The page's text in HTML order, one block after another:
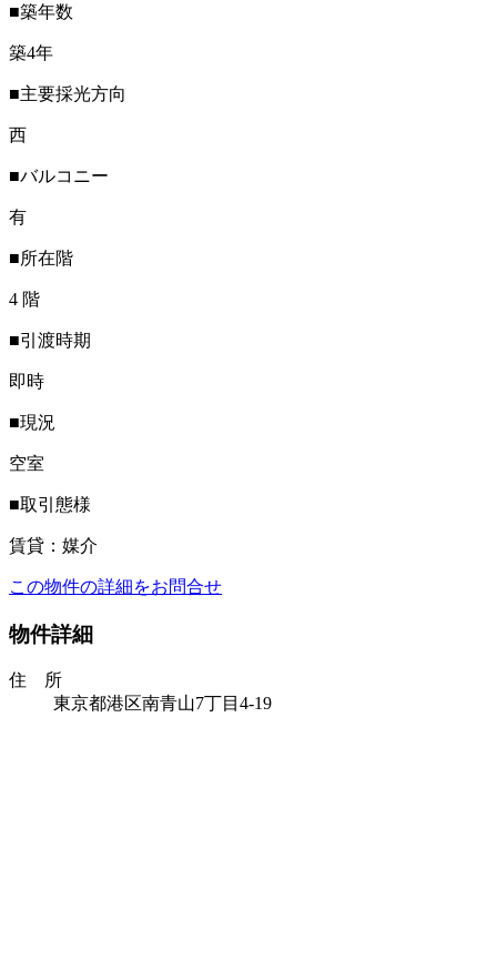
■築年数
築4年
■主要採光方向
西
■バルコニー
有
■所在階
4 階
■引渡時期
即時
■現況
空室
■取引態様
賃貸：媒介
この物件の詳細をお問合せ
物件詳細
住 所
東京都港区南青山7丁目4-19